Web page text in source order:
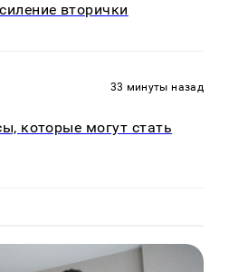
вторички
33 минуты назад
которые могут стать